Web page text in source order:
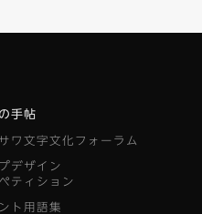
手帖
ワ文字文化フォーラム
デザイン
ティション
ト用語集